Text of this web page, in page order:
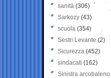
sanità (306)
Sarkozy (43)
scuola (354)
Sestri Levante (2)
Sicurezza (452)
sindacati (162)
Sinistra arcobaleno